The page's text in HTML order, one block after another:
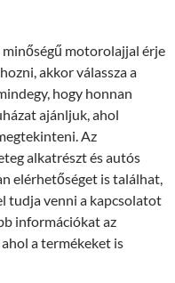
minőségű motorolajjal érje
akkor válassza a
hogy honnan
ajánljuk, ahol
Az
alkatrészt és autós
elérhetőséget is találhat,
tudja venni a kapcsolatot
információkat az
a termékeket is